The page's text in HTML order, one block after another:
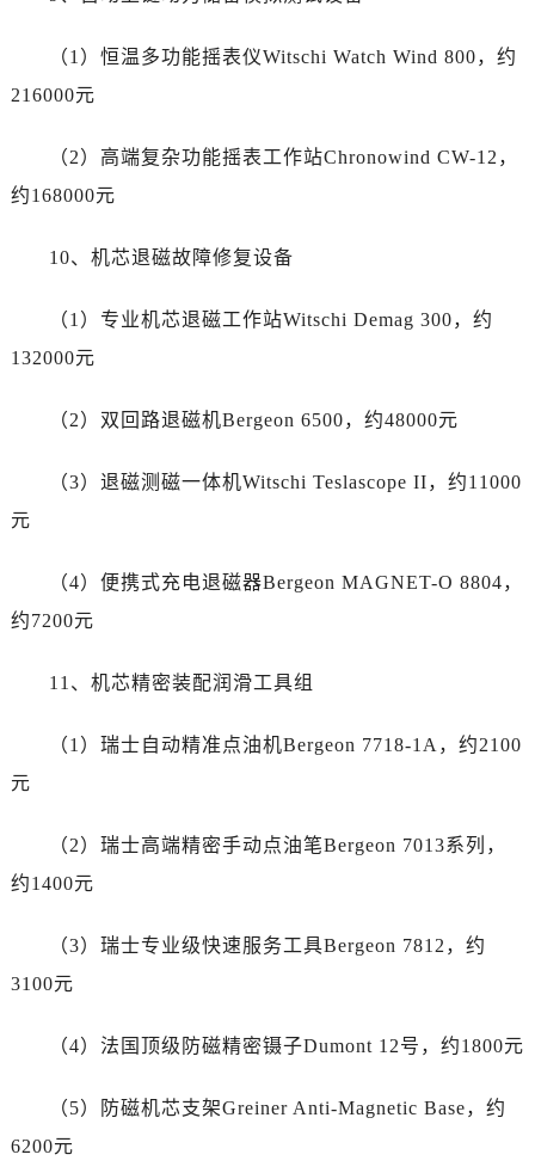
浙江省温州市鹿城区锦绣路1067号置信广场10层1015室劳力士售后服务中心（需提前预约）
江苏省无锡市梁溪区人民中路139号恒隆广场写字楼1座11层1104室劳力士售后服务中心（需提前预约）
湖北省武汉市江汉区解放大道686号世界贸易大厦38层09室劳力士售后服务中心（需提前预约）
山东省烟台市芝罘区胜利路139号万达金融中心A座907室劳力士售后服务中心（需提前预约）
云南省昆明市盘龙区北京路928号同德昆明广场写字楼10层06室劳力士售后服务中心（需提前预约）
海南省海口市龙华区金贸东路5号海口华润大厦B座17层1707室劳力士售后服务中心（需提前预约）
节假日正常营业！
（1）恒温多功能摇表仪Witschi Watch Wind 800，约
216000元
（2）高端复杂功能摇表工作站Chronowind CW-12，
约168000元
10、机芯退磁故障修复设备
（1）专业机芯退磁工作站Witschi Demag 300，约
132000元
（2）双回路退磁机Bergeon 6500，约48000元
（3）退磁测磁一体机Witschi Teslascope II，约11000
元
（4）便携式充电退磁器Bergeon MAGNET-O 8804，
约7200元
11、机芯精密装配润滑工具组
（1）瑞士自动精准点油机Bergeon 7718-1A，约2100
元
（2）瑞士高端精密手动点油笔Bergeon 7013系列，
约1400元
（3）瑞士专业级快速服务工具Bergeon 7812，约
3100元
（4）法国顶级防磁精密镊子Dumont 12号，约1800元
（5）防磁机芯支架Greiner Anti-Magnetic Base，约
6200元